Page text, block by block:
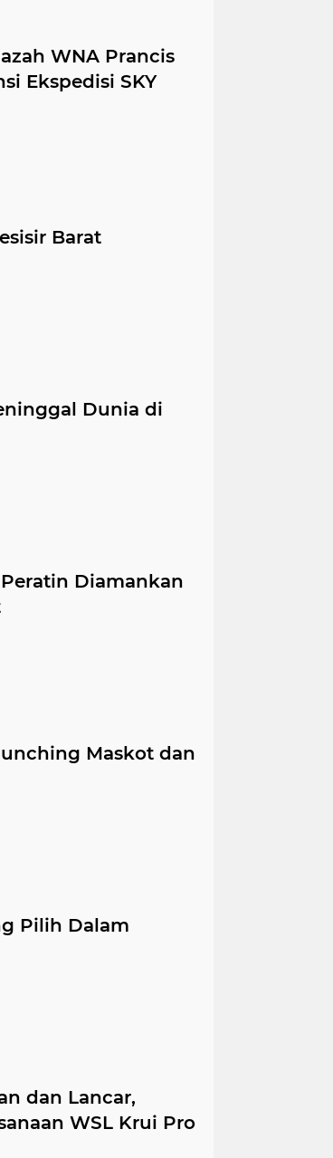
WNA Prancis
Ekspedisi SKY
Barat
Dunia di
Diamankan
Maskot dan
Pilih Dalam
dan Lancar,
WSL Krui Pro